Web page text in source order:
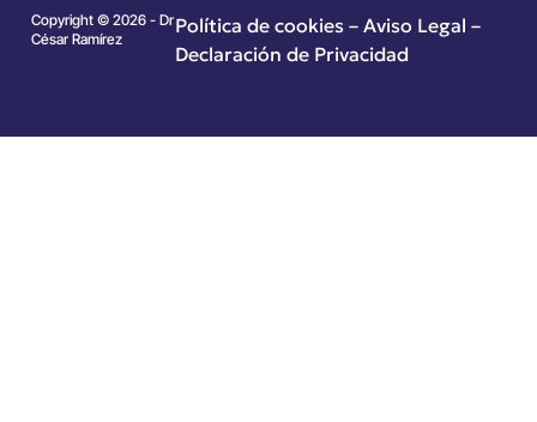
Copyright © 2026 - Dr
César Ramírez
Política de cookies –Aviso Legal –
Declaración de Privacidad